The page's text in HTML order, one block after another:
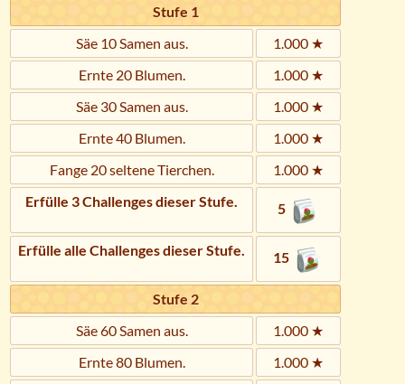
Stufe 1
Säe 10 Samen aus.
1.000 ★
Ernte 20 Blumen.
1.000 ★
Säe 30 Samen aus.
1.000 ★
Ernte 40 Blumen.
1.000 ★
Fange 20 seltene Tierchen.
1.000 ★
Erfülle 3 Challenges dieser Stufe.
5
Erfülle alle Challenges dieser Stufe. 15
Stufe 2
Säe 60 Samen aus.
1.000 ★
Ernte 80 Blumen.
1.000 ★